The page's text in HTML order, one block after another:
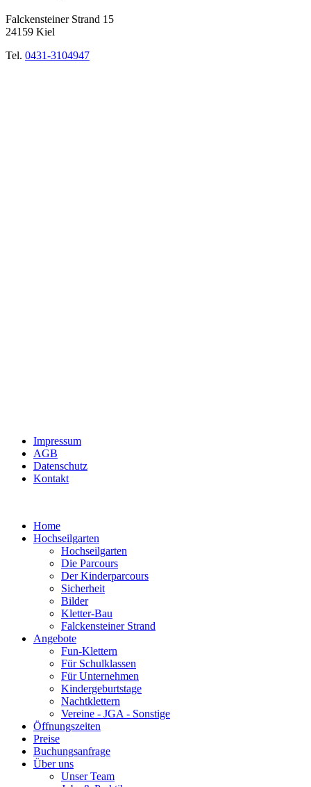
Falckensteiner Strand 15
24159 Kiel
Tel. 0431-3104947
Impressum
AGB
Datenschutz
Kontakt
Home
Hochseilgarten
Hochseilgarten
Die Parcours
Der Kinderparcours
Sicherheit
Bilder
Kletter-Bau
Falckensteiner Strand
Angebote
Fun-Klettern
Für Schulklassen
Für Unternehmen
Kindergeburtstage
Nachtklettern
Vereine - JGA - Sonstige
Öffnungszeiten
Preise
Buchungsanfrage
Über uns
Unser Team